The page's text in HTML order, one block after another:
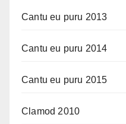
Cantu eu puru 2013
Cantu eu puru 2014
Cantu eu puru 2015
Clamod 2010